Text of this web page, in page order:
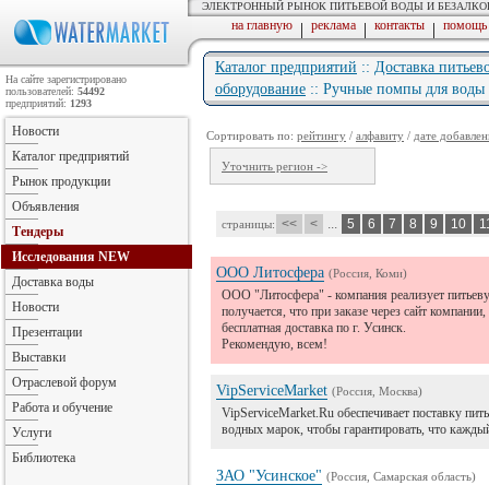
ЭЛЕКТРОННЫЙ РЫНОК ПИТЬЕВОЙ ВОДЫ И
на главную | реклама | контакты | помощь
Каталог предприятий :: Доставка
оборудование :: Ручные помпы для воды
Сортировать по: рейтингу / алфавиту / дате
Уточнить регион ->
страницы: << < ... 5 6 7 8 9 10
ООО Литосфера (Россия, Коми)
ООО "Литосфера" - компания реализует
получается, что при заказе через сайт
бесплатная доставка по г. Усинск.
Рекомендую, всем!
VipServiceMarket (Россия, Москва)
VipServiceMarket.Ru обеспечивает поставку
водных марок, чтобы гарантировать, что
ЗАО "Усинское" (Россия, Самарская область)
На сайте зарегистрировано
пользователей: 54492
предприятий: 1293
Новости
Каталог предприятий
Рынок продукции
Объявления
Тендеры
Исследования NEW
Доставка воды
Новости
Презентации
Выставки
Отраслевой форум
Работа и обучение
Услуги
Библиотека